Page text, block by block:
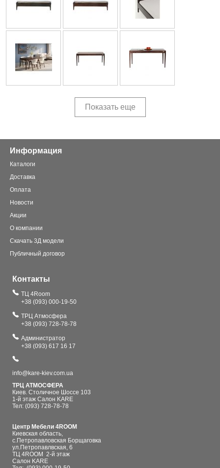
Показать еще
Информация
Каталоги
Доставка
Оплата
Новости
Акции
О компании
Скачать 3Д модели
Публичный договор
Контакты
ТЦ 4Room
+38 (093) 000-19-50
ТРЦ Атмосфера
+38 (093) 728-78-78
Администратор
+38 (093) 617 16 17
info@kare-kiev.com.ua
ТРЦ АТМОСФЕРА
Киев. Столичное Шоссе 103
1-й этаж Салон KARE
Тел: (093) 728-78-78
Центр Мебели 4ROOM
Киевская область,
с.Петропавловская Борщаговка
ул.Петропавлвская, 6
ТЦ 4ROOM 2-й этаж
Салон KARE